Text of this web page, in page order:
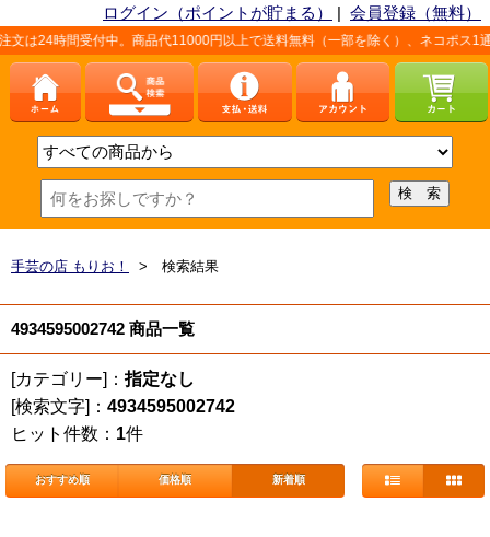
ログイン（ポイントが貯まる） | 会員登録（無料）
は24時間受付中。商品代11000円以上で送料無料（一部を除く）、ネコポス1通
手芸の店 もりお！ > 検索結果
4934595002742 商品一覧
[カテゴリー]：指定なし
[検索文字]： 4934595002742
ヒット件数： 1件
おすすめ順 価格順 新着順